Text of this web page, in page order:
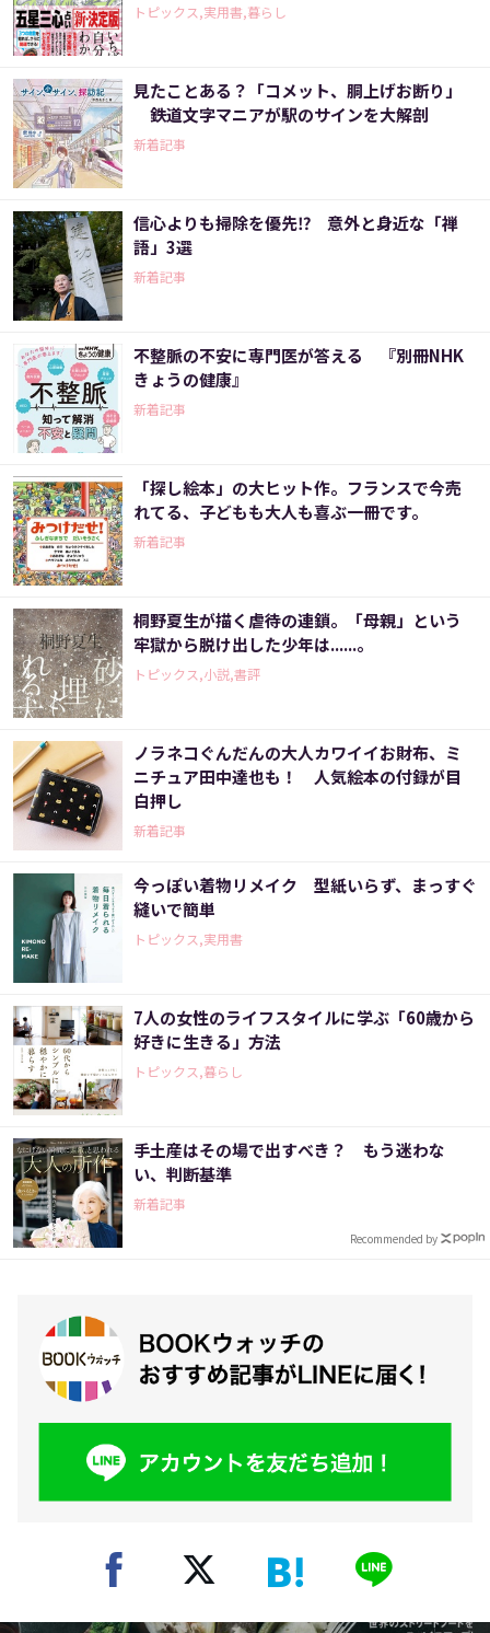
トピックス,実用書,暮らし
見たことある？「コメット、胴上げお断り」
鉄道文字マニアが駅のサインを大解剖
新着記事
信心よりも掃除を優先⁉ 意外と身近な「禅
語」3選
新着記事
不整脈の不安に専門医が答える 『別冊NHK
きょうの健康』
新着記事
「探し絵本」の大ヒット作。フランスで今売
れてる、子どもも大人も喜ぶ一冊です。
新着記事
桐野夏生が描く虐待の連鎖。「母親」という
牢獄から脱け出した少年は......。
トピックス,小説,書評
ノラネコぐんだんの大人カワイイお財布、ミ
ニチュア田中達也も！ 人気絵本の付録が目
白押し
新着記事
今っぽい着物リメイク 型紙いらず、まっすぐ
縫いで簡単
トピックス,実用書
7人の女性のライフスタイルに学ぶ「60歳から
好きに生きる」方法
トピックス,暮らし
手土産はその場で出すべき？ もう迷わな
い、判断基準
新着記事
Recommended by